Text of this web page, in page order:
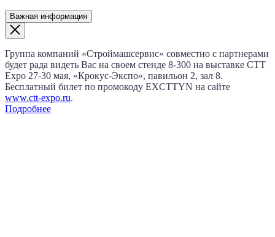
Важная информация
Группа компаний «Строймашсервис» совместно с партнерами
будет рада видеть Вас на своем стенде 8‑300 на выставке CTT
Expo 27‑30 мая, «Крокус‑Экспо», павильон 2, зал 8.
Бесплатный билет по промокоду EXCTTYN на сайте
www.сtt-expo.ru.
Подробнее